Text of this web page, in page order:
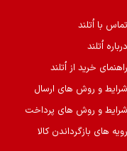
تماس با اُتلند
درباره اُتلند
راهنمای خرید از اُتلند
شرایط و روش های ارسال
شرایط و روش های پرداخت
رویه های بازگرداندن کالا